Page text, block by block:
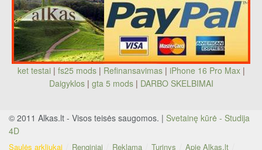
ket testai | fs25 mods| Refinansavimas| iPhone 16 Pro Max|
Daigyklos| gta 5 mods | DARBO SKELBIMAI
© 2011 Alkas.lt - Visos teisės saugomos. | Svetainę kūrė - Studija
4D
Saulės arkliukai Renginiai Reklama Turinys Apie Alkas.lt